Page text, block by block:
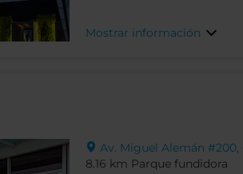
Mostrar información
Av. Miguel Alemán #200,
8.16 km Parque fundidora